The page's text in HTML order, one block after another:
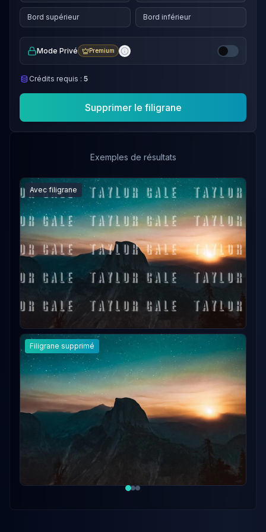
Bord supérieur Bord inférieur
Mode Privé Premium
Crédits requis : 5
Supprimer le filigrane
Exemples de résultats
Avec superposition textuelle
Texte supprimé